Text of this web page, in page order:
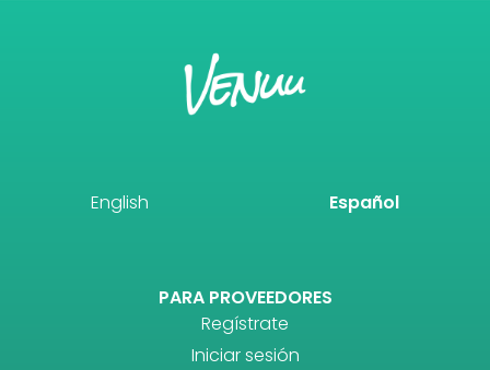
English Español
PARA PROVEEDORES
Regístrate
Iniciar sesión